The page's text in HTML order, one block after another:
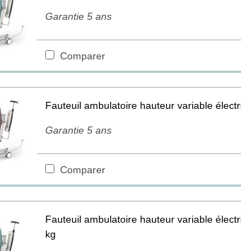
Garantie 5 ans
Comparer
Fauteuil ambulatoire hauteur variable
Garantie 5 ans
Comparer
Fauteuil ambulatoire hauteur variable
kg